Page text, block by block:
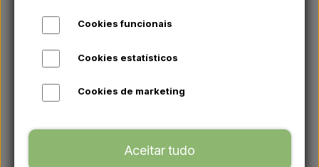
Cookies funcionais
Cookies estatísticos
Cookies de marketing
Aceitar tudo